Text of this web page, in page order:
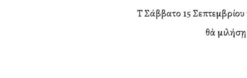
Τὸ Σάββατο 15
θὰ